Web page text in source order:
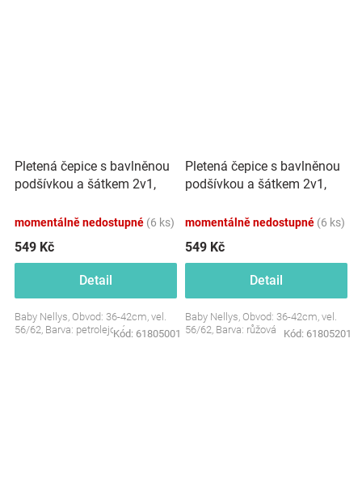
Pletená čepice s bavlněnou
podšívkou a šátkem 2v1,
petrolejová
momentálně nedostupné (6 ks)
549 Kč
Detail
Baby Nellys, Obvod: 36-42cm, vel.
56/62, Barva: petrolejováKód: 61805001
Pletená čepice s bavlněnou
podšívkou a šátkem 2v1,
momentálně nedostupné (6 ks)
549 Kč
Detail
Baby Nellys, Obvod: 36-42cm, vel.
56/62, Barva: růžová
Kód: 61805201